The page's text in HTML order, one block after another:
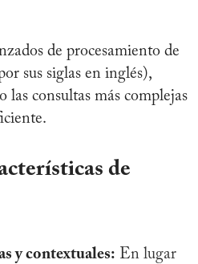
de procesamiento de
sus siglas en inglés),
las consultas más complejas
de
y contextuales: En lugar